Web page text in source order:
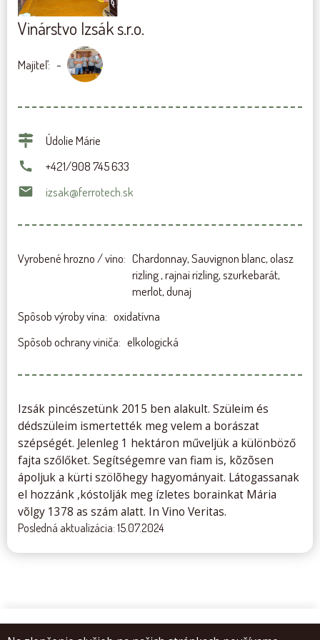
Vinárstvo Izsák s.r.o.
Majiteľ -
Údolie Márie
+421/908 745 633
izsak@ferrotech.sk
Vyrobené hrozno / víno
Chardonnay, Sauvignon blanc, olasz
rizling , rajnai rizling, szurkebarát,
merlot, dunaj
Spôsob výroby vína
oxidatívna
Spôsob ochrany viniča
elkologická
Izsák pincészetünk 2015 ben alakult. Szüleim és
dédszüleim ismertették meg velem a borászat
szépségét. Jelenleg 1 hektáron műveljük a különböző
fajta szőlőket. Segítségemre van fiam is, kõzõsen
ápoljuk a kürti szölõhegy hagyományait. Látogassanak
el hozzánk ,kóstolják meg ízletes borainkat Mária
võlgy 1378 as szám alatt. In Vino Veritas.
Posledná aktualizácia: 15.07.2024